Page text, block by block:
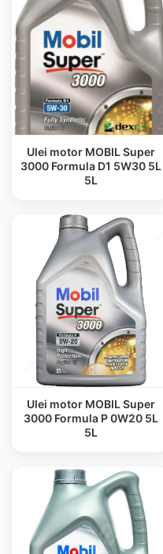
Ulei motor MOBIL Super
3000 Formula D1 5W30 5L
5L
Ulei motor MOBIL Super
3000 Formula P 0W20 5L
5L